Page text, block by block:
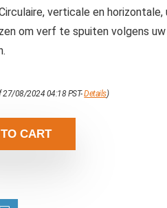
verticale en horizontale,
om verf te spuiten volgens uw
27/08/2024 04:18 PST-Details)
CART